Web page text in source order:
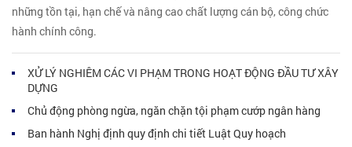
những tồn tại, hạn chế và nâng cao chất lượng cán bộ, công chức
hành chính công.
XỬ LÝ NGHIÊM CÁC VI PHẠM TRONG HOẠT ĐỘNG ĐẦU TƯ XÂY
DỰNG
Chủ động phòng ngừa, ngăn chặn tội phạm cướp ngân hàng
Ban hành Nghị định quy định chi tiết Luật Quy hoạch